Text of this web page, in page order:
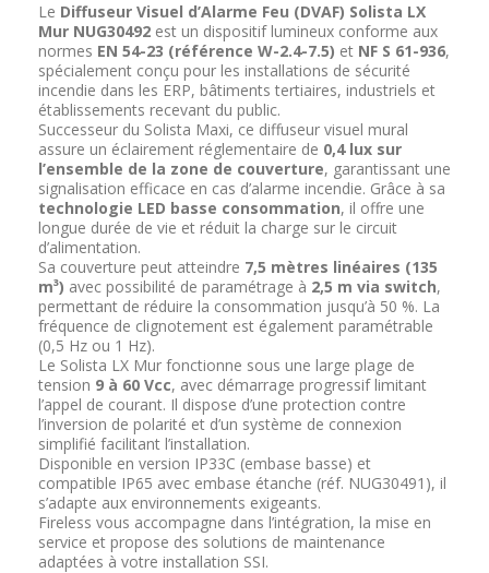
Le Diffuseur Visuel d’Alarme Feu (DVAF) Solista LX
Mur NUG30492 est un dispositif lumineux conforme aux
normes EN 54-23 (référence W-2.4-7.5) et NF S 61-936,
spécialement conçu pour les installations de sécurité
incendie dans les ERP, bâtiments tertiaires, industriels et
établissements recevant du public.
Successeur du Solista Maxi, ce diffuseur visuel mural
assure un éclairement réglementaire de 0,4 lux sur
l’ensemble de la zone de couverture, garantissant une
signalisation efficace en cas d’alarme incendie. Grâce à sa
technologie LED basse consommation, il offre une
longue durée de vie et réduit la charge sur le circuit
d’alimentation.
Sa couverture peut atteindre 7,5 mètres linéaires (135
m³) avec possibilité de paramétrage à 2,5 m via switch,
permettant de réduire la consommation jusqu’à 50 %. La
fréquence de clignotement est également paramétrable
(0,5 Hz ou 1 Hz).
Le Solista LX Mur fonctionne sous une large plage de
tension 9 à 60 Vcc, avec démarrage progressif limitant
l’appel de courant. Il dispose d’une protection contre
l’inversion de polarité et d’un système de connexion
simplifié facilitant l’installation.
Disponible en version IP33C (embase basse) et
compatible IP65 avec embase étanche (réf. NUG30491), il
s’adapte aux environnements exigeants.
Fireless vous accompagne dans l’intégration, la mise en
service et propose des solutions de maintenance
adaptées à votre installation SSI.